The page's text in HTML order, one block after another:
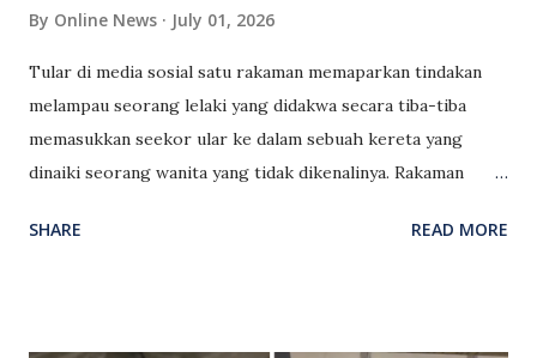
By Online News July 01, 2026
Tular di media sosial satu rakaman memaparkan tindakan
melampau seorang lelaki yang didakwa secara tiba-tiba
memasukkan seekor ular ke dalam sebuah kereta yang
dinaiki seorang wanita yang tidak dikenalinya. Rakaman
mangsa yang berada di tempat duduk belakang kenderaan
SHARE READ MORE